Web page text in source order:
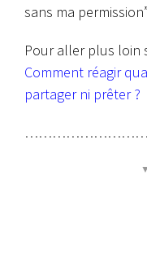
sans ma
Pour aller plus loin
Comment réagir
partager ni prêter ?